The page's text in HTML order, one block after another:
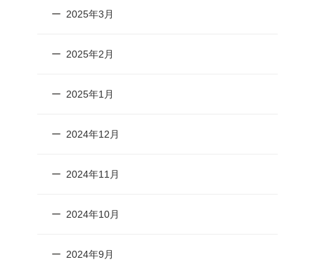
2025年3月
2025年2月
2025年1月
2024年12月
2024年11月
2024年10月
2024年9月